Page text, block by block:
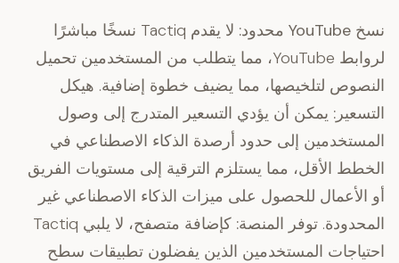
نسخ YouTube محدود:
لا يقدم Tactiq نسخًا مباشرًا
لروابط YouTube، مما يتطلب من المستخدمين تحميل
النصوص لتلخيصها، مما يضيف خطوة إضافية. هيكل
التسعير: يمكن أن يؤدي التسعير المتدرج إلى وصول
المستخدمين إلى حدود أرصدة الذكاء الاصطناعي في
الخطط الأقل، مما يستلزم الترقية إلى مستويات الفريق
أو الأعمال للحصول على ميزات الذكاء الاصطناعي غير
المحدودة. توفر المنصة:
كإضافة متصفح، لا يلبي Tactiq
احتياجات المستخدمين الذين يفضلون تطبيقات سطح